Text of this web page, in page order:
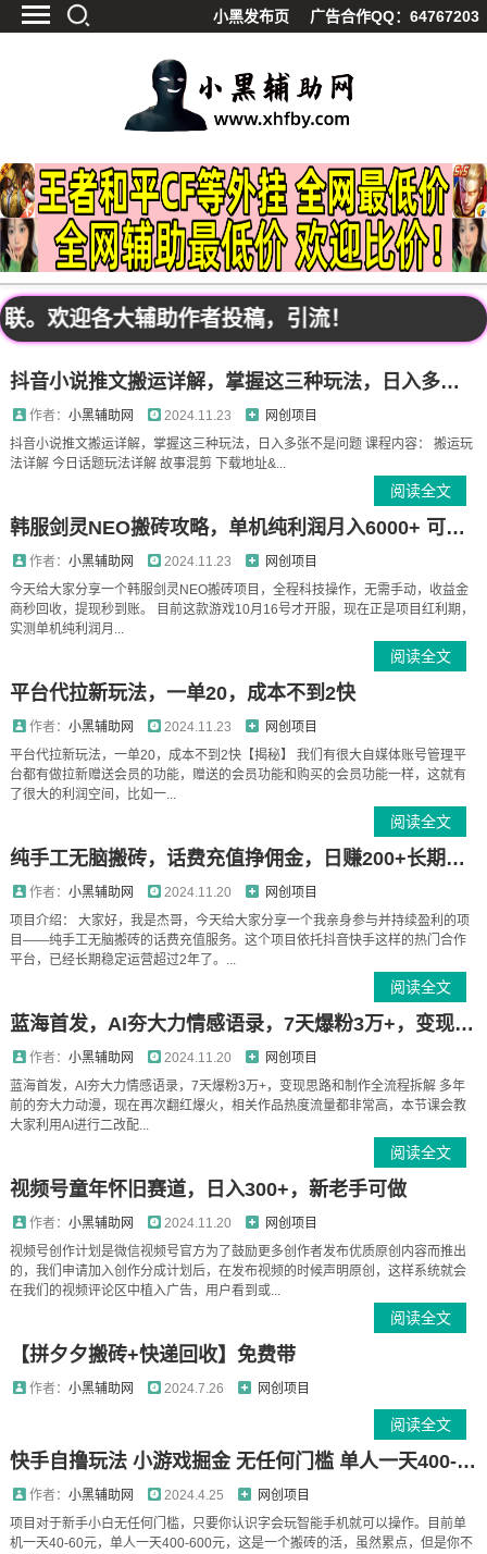
小黑发布页 广告合作QQ：64767203
精品软件
源码分享
资源宝库
影视解析
站内公告
迎各大辅助作者投稿，引流！
抖音小说推文搬运详解，掌握这三种玩法，日入多张不是问题
作者： 小黑辅助网 2024.11.23
网创项目
抖音小说推文搬运详解，掌握这三种玩法，日入多张不是问题 课程内容： 搬运玩
法详解 今日话题玩法详解 故事混剪 下载地址&...
阅读全文
韩服剑灵NEO搬砖攻略，单机纯利润月入6000+ 可矩阵操作，简单好上手
作者： 小黑辅助网 2024.11.23
网创项目
今天给大家分享一个韩服剑灵NEO搬砖项目，全程科技操作，无需手动，收益金
商秒回收，提现秒到账。 目前这款游戏10月16号才开服，现在正是项目红利期，
实测单机纯利润月...
阅读全文
平台代拉新玩法，一单20，成本不到2快
作者： 小黑辅助网 2024.11.23
网创项目
平台代拉新玩法，一单20，成本不到2快【揭秘】 我们有很大自媒体账号管理平
台都有做拉新赠送会员的功能，赠送的会员功能和购买的会员功能一样，这就有
了很大的利润空间，比如一...
阅读全文
纯手工无脑搬砖，话费充值挣佣金，日赚200+长期稳定
作者： 小黑辅助网 2024.11.20
网创项目
项目介绍： 大家好，我是杰哥，今天给大家分享一个我亲身参与并持续盈利的项
目——纯手工无脑搬砖的话费充值服务。这个项目依托抖音快手这样的热门合作
平台，已经长期稳定运营超过2年了。...
阅读全文
蓝海首发，AI夯大力情感语录，7天爆粉3万+，变现思路和制作全流程拆解
作者： 小黑辅助网 2024.11.20
网创项目
蓝海首发，AI夯大力情感语录，7天爆粉3万+，变现思路和制作全流程拆解 多年
前的夯大力动漫，现在再次翻红爆火，相关作品热度流量都非常高，本节课会教
大家利用AI进行二改配...
阅读全文
视频号童年怀旧赛道，日入300+，新老手可做
作者： 小黑辅助网 2024.11.20
网创项目
视频号创作计划是微信视频号官方为了鼓励更多创作者发布优质原创内容而推出
的，我们申请加入创作分成计划后，在发布视频的时候声明原创，这样系统就会
在我们的视频评论区中植入广告，用户看到或...
阅读全文
【拼夕夕搬砖+快递回收】免费带
作者： 小黑辅助网 2024.7.26 网创项目
阅读全文
快手自撸玩法 小游戏掘金 无任何门槛 单人一天400-600
作者： 小黑辅助网 2024.4.25
网创项目
项目对于新手小白无任何门槛，只要你认识字会玩智能手机就可以操作。目前单
机一天40-60元，单人一天400-600元，这是一个搬砖的活，虽然累点，但是你不